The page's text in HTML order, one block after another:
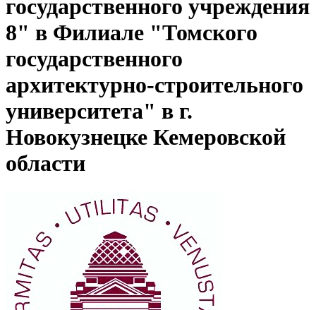
государственного учреждения
8" в Филиале "Томского
государственного
архитектурно-строительного
университета" в г.
Новокузнецке Кемеровской
области